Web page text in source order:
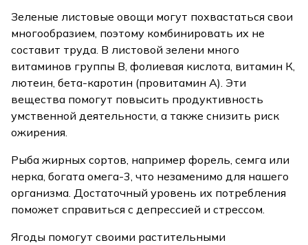
Зеленые листовые овощи могут похвастаться свои
многообразием, поэтому комбинировать их не
составит труда. В листовой зелени много
витаминов группы В, фолиевая кислота, витамин К,
лютеин, бета-каротин (провитамин А). Эти
вещества помогут повысить продуктивность
умственной деятельности, а также снизить риск
ожирения.
Рыба жирных сортов, например форель, семга или
нерка, богата омега-3, что незаменимо для нашего
организма. Достаточный уровень их потребления
поможет справиться с депрессией и стрессом.
Ягоды помогут своими растительными